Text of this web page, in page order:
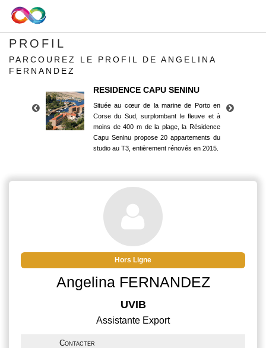
PROFIL
PARCOUREZ LE PROFIL DE ANGELINA
FERNANDEZ
RESIDENCE CAPU SENINU
Située au cœur de la marine de Porto en
Corse du Sud, surplombant le fleuve et à
moins de 400 m de la plage, la Résidence
Capu Seninu propose 20 appartements du
studio au T3, entièrement rénovés en 2015.
Corse du Sud, surplombant le fleuve et à
moins de 400 m de la plage, la Résidence
Capu Seninu propose 20 appartements du
studio au T3, entièrement rénovés en 2015.
Hors Ligne
Angelina FERNANDEZ
UVIB
Assistante Export
Contacter